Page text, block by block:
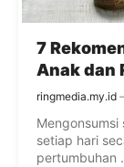
7
Anak dan
ringmedia.my.id
setiap hari
pertumbuhan